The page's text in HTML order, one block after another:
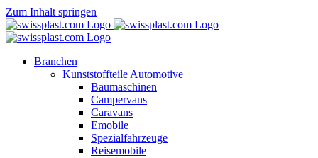
Zum Inhalt springen
Branchen
Kunststoffteile Automotive
Baumaschinen
Campervans
Caravans
Emobile
Spezialfahrzeuge
Reisemobile